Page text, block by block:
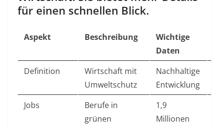
für einen schnellen Blick.
Aspekt Beschreibung
Wichtige
Daten
Definition
Wirtschaft mit
Umweltschutz
Nachhaltige
Entwicklung
Jobs
Berufe in
grünen
1,9
Millionen